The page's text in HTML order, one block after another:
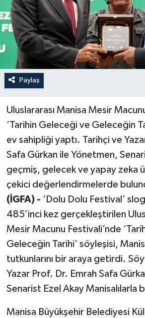
Paylaş
Uluslararası Manisa Mesir
‘Tarihin Geleceği ve Geleceğin
ev sahipliği yaptı. Tarihçi ve
Safa Gürkan ile Yönetmen,
geçmiş, gelecek ve yapay zeka
çekici değerlendirmelerde
(İGFA) - ‘Dolu Dolu Festival’
485’inci kez gerçekleştirilen
Mesir Macunu Festivali’nde
Geleceğin Tarihi’ söyleşisi,
tutkunlarını bir araya getirdi.
Yazar Prof. Dr. Emrah Safa
Senarist Ezel Akay Manisalılarla
Manisa Büyükşehir Belediyesi